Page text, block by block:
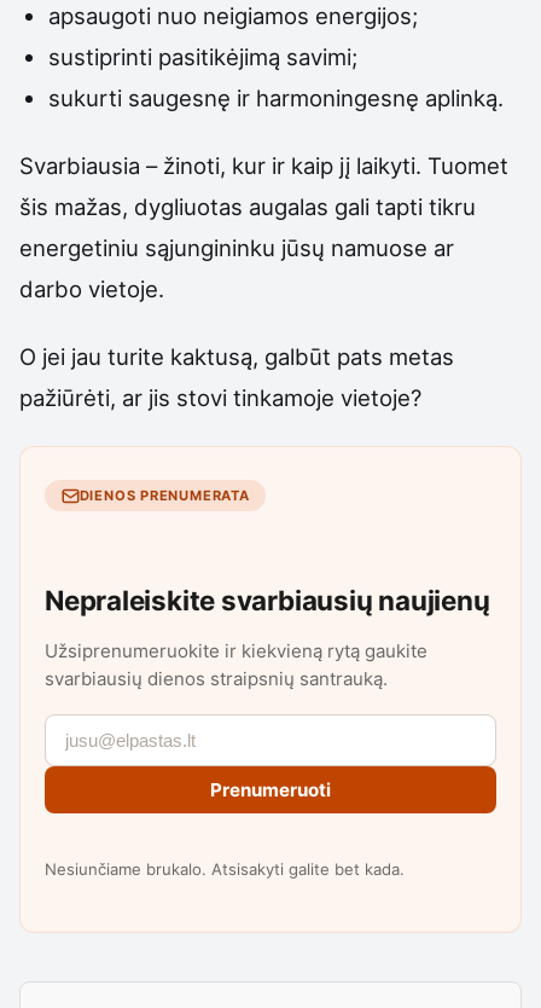
apsaugoti nuo neigiamos energijos;
sustiprinti pasitikėjimą savimi;
sukurti saugesnę ir harmoningesnę aplinką.
Svarbiausia – žinoti, kur ir kaip jį laikyti. Tuomet
šis mažas, dygliuotas augalas gali tapti tikru
energetiniu sąjungininku jūsų namuose ar
darbo vietoje.
O jei jau turite kaktusą, galbūt pats metas
pažiūrėti, ar jis stovi tinkamoje vietoje?
DIENOS PRENUMERATA
Nepraleiskite svarbiausių naujienų
Užsiprenumeruokite ir kiekvieną rytą gaukite
svarbiausių dienos straipsnių santrauką.
Prenumeruoti
Nesiunčiame brukalo. Atsisakyti galite bet kada.